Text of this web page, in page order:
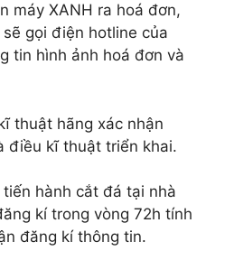
máy XANH ra hoá đơn,
gọi điện hotline của
tin hình ảnh hoá đơn và
thuật hãng xác nhận
điều kĩ thuật triển khai.
hành cắt đá tại nhà
kí trong vòng 72h tính
đăng kí thông tin.